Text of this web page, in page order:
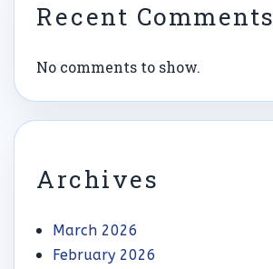
Recent Comments
No comments to show.
Archives
March 2026
February 2026